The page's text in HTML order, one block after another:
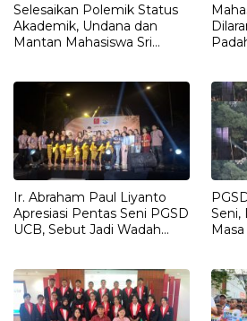
Selesaikan Polemik Status
Akademik, Undana dan
Mantan Mahasiswa Sri
Terbuka
Ir. Abraham Paul Liyanto
Apresiasi Pentas Seni PGSD
UCB, Sebut Jadi Wadah
Seni,